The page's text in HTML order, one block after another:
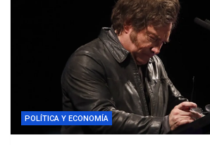
POLÍTICA Y ECONOMÍA